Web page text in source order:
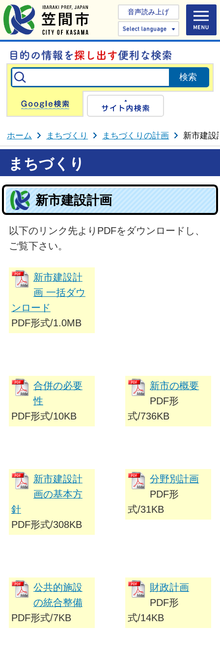
音声読み上げ
Select
Google検索
ホーム まちづくり まちづくりの計画 新市建設
まちづくり
新市建設計画
以下のリンク先よりPDFをダウンロードし、
ご覧下さい。
新市建設計
画 一括ダウ
ンロード
PDF形式/1.0MB
合併の必要
性
PDF形式/10KB
新市の概要
PDF形
式/736KB
新市建設計
画の基本方
針
PDF形式/308KB
分野別計画
PDF形
式/31KB
公共的施設
の統合整備
PDF形式/7KB
財政計画
PDF形
式/14KB